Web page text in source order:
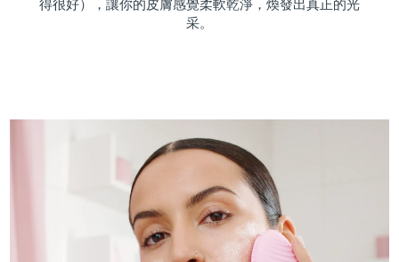
得很好），讓你的皮膚感覺柔軟乾淨，煥發出真正的光
采。